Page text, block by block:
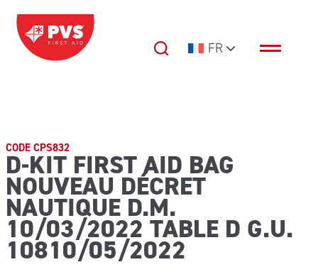
Passer au contenu
Navigation principale FR
CODE CPS832
D-KIT FIRST AID BAG
NOUVEAU DÉCRET
NAUTIQUE D.M.
10/03/2022 TABLE D G.U.
10810/05/2022